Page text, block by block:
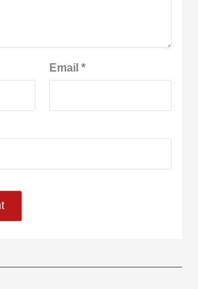
Email *